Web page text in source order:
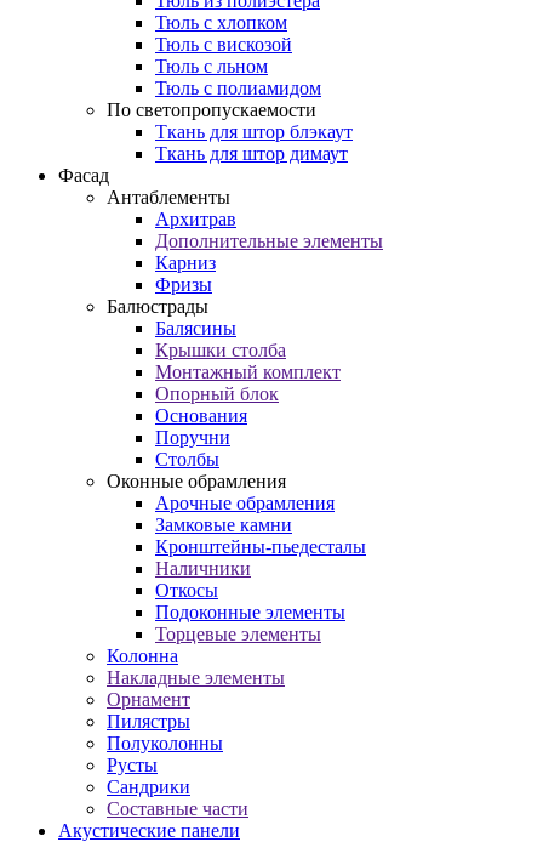
Тюль с хлопком
Тюль с вискозой
Тюль с льном
Тюль с полиамидом
По светопропускаемости
Ткань для штор блэкаут
Ткань для штор димаут
Фасад
Антаблементы
Архитрав
Дополнительные элементы
Карниз
Фризы
Балюстрады
Балясины
Крышки столба
Монтажный комплект
Опорный блок
Основания
Поручни
Столбы
Оконные обрамления
Арочные обрамления
Замковые камни
Кронштейны-пьедесталы
Наличники
Откосы
Подоконные элементы
Торцевые элементы
Колонна
Накладные элементы
Орнамент
Пилястры
Полуколонны
Русты
Сандрики
Составные части
Акустические панели